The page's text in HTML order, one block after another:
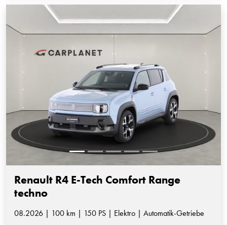
Renault R4 E-Tech Comfort Range
techno
08.2026 | 100 km | 150 PS | Elektro | Automatik-Getriebe